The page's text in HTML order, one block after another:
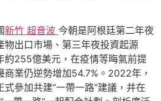
新竹 超音波 今朝是阿根廷第二年夜
物出口市場、第三年夜投資起源
約255億美元，在疫情等晦氣前提
商業仍逆勢增加54.7%。2022年，
參加共建“一帶一路”建議，并在